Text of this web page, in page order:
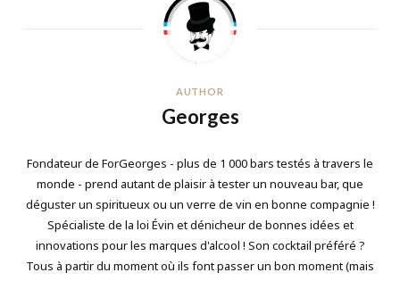
AUTHOR
Georges
Fondateur de ForGeorges - plus de 1 000 bars testés à travers le
monde - prend autant de plaisir à tester un nouveau bar, que
déguster un spiritueux ou un verre de vin en bonne compagnie !
Spécialiste de la loi Évin et dénicheur de bonnes idées et
innovations pour les marques d'alcool ! Son cocktail préféré ?
Tous à partir du moment où ils font passer un bon moment (mais